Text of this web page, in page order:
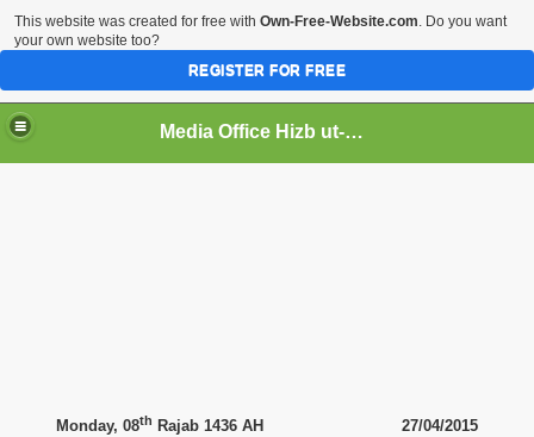
Media Office Hizb ut-Tahrir Pakistan
Monday, 08th Rajab 1436 AH 27/04/2015
This website was created for free with Own-Free-Website.com. Do you want
your own website too?
REGISTER FOR FREE